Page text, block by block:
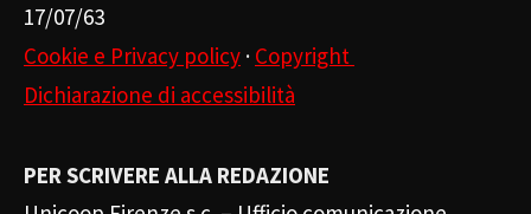
17/07/63
Cookie e Privacy policy · Copyright
Dichiarazione di accessibilità
PER SCRIVERE ALLA REDAZIONE